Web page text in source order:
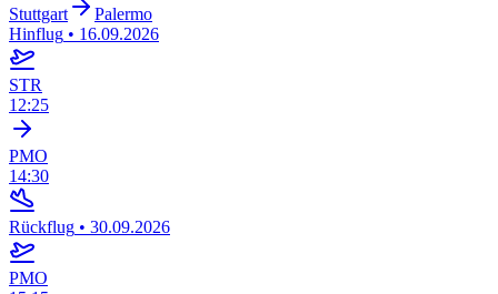
Stuttgart
Palermo
Hinflug • 16.09.2026
STR
12:25
PMO
14:30
Rückflug • 30.09.2026
PMO